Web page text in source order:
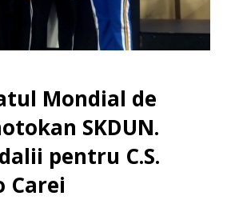
Mondial de
SKDUN.
pentru C.S.
Carei